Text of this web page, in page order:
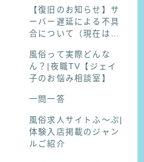
【復旧のお知らせ】サ
ーバー遅延による不具
合について（現在は正
す）
風俗って実際どんな
ん？|夜職TV【ジェイ
子のお悩み相談室】
一問一答
風俗求人サイトふ〜ぷ|
体験入店掲載のジャン
ルご紹介